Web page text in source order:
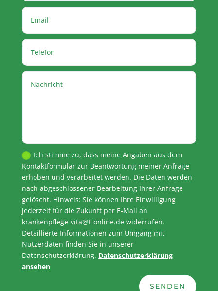
Ich stimme zu, dass meine Angaben aus dem
Kontaktformular zur Beantwortung meiner Anfrage
erhoben und verarbeitet werden. Die Daten werden
nach abgeschlossener Bearbeitung Ihrer Anfrage
gelöscht. Hinweis: Sie können Ihre Einwilligung
jederzeit für die Zukunft per E-Mail an
krankenpflege-vita@t-online.de widerrufen.
Detaillierte Informationen zum Umgang mit
Nutzerdaten finden Sie in unserer
Datenschutzerklärung. Datenschutzerklärung
ansehen
SENDEN